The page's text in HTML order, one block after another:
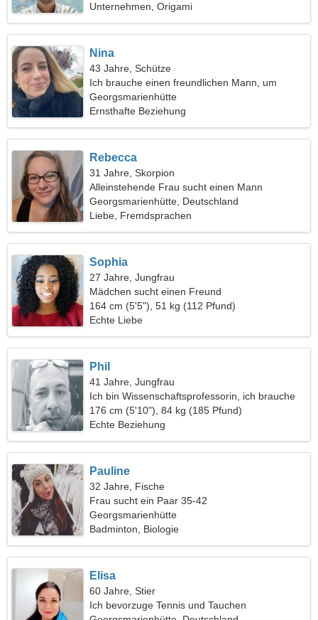
Unternehmen, Origami
Nina
43 Jahre, Schütze
Ich brauche einen freundlichen Mann, um
zusammen campen zu gehen
Georgsmarienhütte
Ernsthafte Beziehung
Rebecca
31 Jahre, Skorpion
Alleinstehende Frau sucht einen Mann
Georgsmarienhütte, Deutschland
Liebe, Fremdsprachen
Sophia
27 Jahre, Jungfrau
Mädchen sucht einen Freund
164 cm (5'5"), 51 kg (112 Pfund)
Echte Liebe
Phil
41 Jahre, Jungfrau
Ich bin Wissenschaftsprofessorin, ich brauche
eine charmante Frau
176 cm (5'10"), 84 kg (185 Pfund)
Echte Beziehung
Pauline
32 Jahre, Fische
Frau sucht ein Paar 35-42
Georgsmarienhütte
Badminton, Biologie
Elisa
60 Jahre, Stier
Ich bevorzuge Tennis und Tauchen